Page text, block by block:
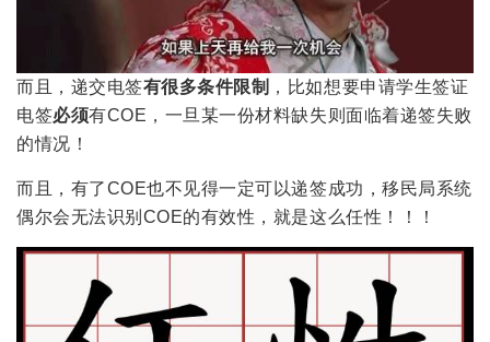
而且，递交电签有很多条件限制 ，比如想要申请学生签证
电签必须有COE，一旦某一份材料缺失则面临着递签失败
的情况！
而且，有了COE也不见得一定可以递签成功，移民局系统
偶尔会无法识别COE的有效性，就是这么任性！！！